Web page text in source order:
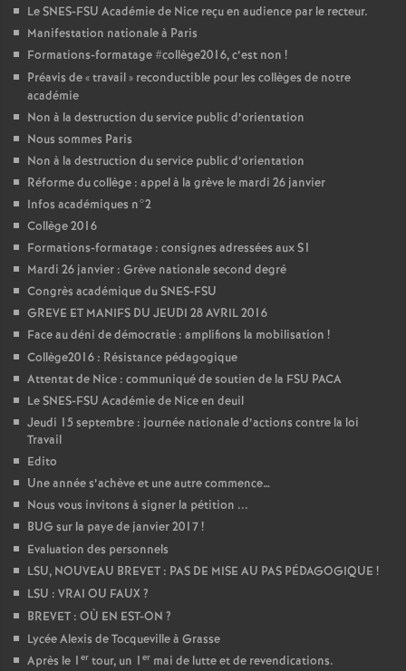
Le SNES-FSU Académie de Nice reçu en audience par le recteur.
Manifestation nationale à Paris
Formations-formatage #collège2016, c’est non !
Préavis de «travail» reconductible pour les collèges de notre
académie
Non à la destruction du service public d’orientation
Nous sommes Paris
Non à la destruction du service public d’orientation
Réforme du collège : appel à la grève le mardi 26 janvier
Infos académiques n°2
Collège 2016
Formations-formatage : consignes adressées aux S1
Mardi 26 janvier : Grève nationale second degré
Congrès académique du SNES-FSU
GREVE ET MANIFS DU JEUDI 28 AVRIL 2016
Face au déni de démocratie : amplifions la mobilisation !
Collège2016 : Résistance pédagogique
Attentat de Nice : communiqué de soutien de la FSU PACA
Le SNES-FSU Académie de Nice en deuil
Jeudi 15 septembre : journée nationale d’actions contre la loi
Travail
Edito
Une année s’achève et une autre commence…
Nous vous invitons à signer la pétition ...
BUG sur la paye de janvier 2017!
Evaluation des personnels
LSU, NOUVEAU BREVET : PAS DE MISE AU PAS PÉDAGOGIQUE !
LSU : VRAI OU FAUX ?
BREVET : OÙ EN EST-ON ?
Lycée Alexis de Tocqueville à Grasse
Après le 1 er tour, un 1 er mai de lutte et de revendications.